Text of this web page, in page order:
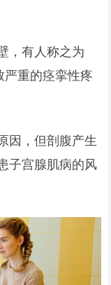
，有人称之为
严重的痉挛性疼
因，但剖腹产生
子宫腺肌病的风